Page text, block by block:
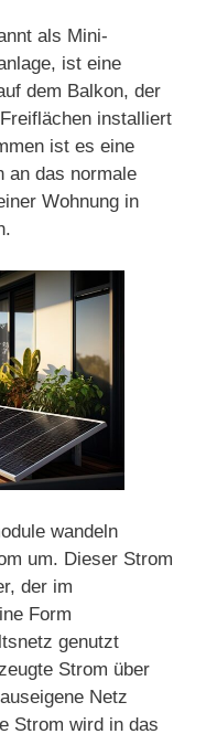
als Mini-
ist eine
dem Balkon, der
installiert
ist es eine
an das normale
Wohnung in
wandeln
um. Dieser Strom
der im
Form
genutzt
Strom über
Netz
Strom wird in das